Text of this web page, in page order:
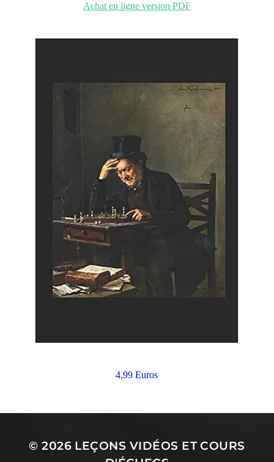
Achat en ligne version PDF
4,99 Euros
© 2026 LEÇONS VIDÉOS ET COURS